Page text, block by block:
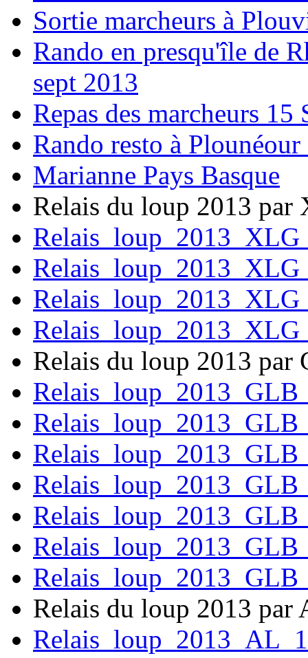
Sortie marcheurs à
Rando en presqu'île de
sept 2013
Repas des marcheurs 15
Rando resto à
Marianne Pays Basque
Relais du loup 2013 par
Relais du loup 2013 par
Relais du loup 2013 par
Relais_loup_2013_AL_1